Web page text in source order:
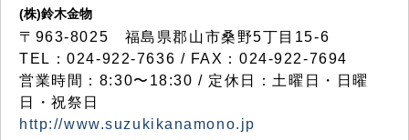
(株)鈴木金物
〒963-8025 福島県郡山市桑野5丁目15-6
TEL：024-922-7636 / FAX：024-922-7694
営業時間：8:30〜18:30 / 定休日：土曜日・日曜
日・祝祭日
http://www.suzukikanamono.jp